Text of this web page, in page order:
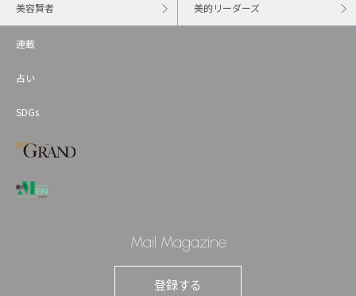
美容賢者 美的リーダーズ
連載
占い
SDGs
Mail Magazine
登録する